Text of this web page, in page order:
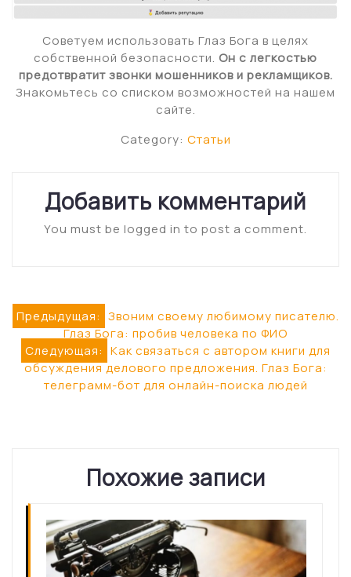
Советуем использовать Глаз Бога в целях
собственной безопасности. Он с легкостью
предотвратит звонки мошенников и рекламщиков.
Знакомьтесь со списком возможностей на нашем
сайте.
Category: Статьи
Добавить комментарий
You must be logged in to post a comment.
Навигация
по
записям
Предыдущая: Звоним своему любимому писателю.
Глаз Бога: пробив человека по ФИО
Следующая: Как связаться с автором книги для
обсуждения делового предложения. Глаз Бога:
телеграмм-бот для онлайн-поиска людей
Похожие записи